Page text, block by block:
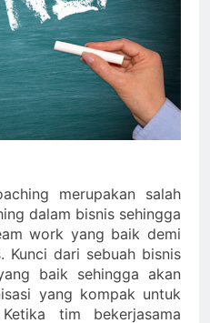
Cincin Emas 1 Gram
Emas Terdekat!
Ago
Emas Hari Ini?
Sebelum Membeli
Favorit Anda
Luxury Jewelry Brands
Semakin Digemari
merupakan salah
dalam bisnis sehingga
work yang baik demi
Kunci dari sebuah bisnis
baik sehingga akan
yang kompak untuk
tim bekerjasama